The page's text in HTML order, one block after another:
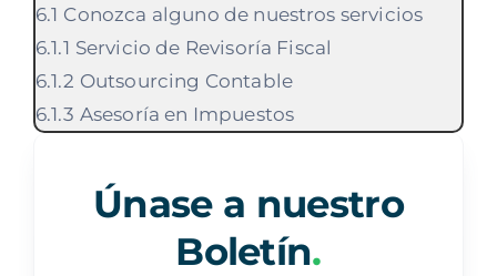
Conozca alguno de nuestros servicios
Servicio de Revisoría Fiscal
Outsourcing Contable
Asesoría en Impuestos
Únase a nuestro
Boletín.